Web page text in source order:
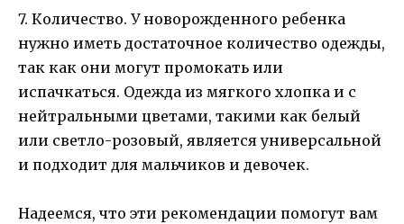
7. Количество. У новорожденного ребенка
нужно иметь достаточное количество одежды,
так как они могут промокать или
испачкаться. Одежда из мягкого хлопка и с
нейтральными цветами, такими как белый
или светло-розовый, является универсальной
и подходит для мальчиков и девочек.
Надеемся, что эти рекомендации помогут вам